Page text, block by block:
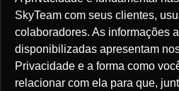
SkyTeam com seus clientes,
colaboradores. As informações
disponibilizadas apresentam
Privacidade e a forma como
relacionar com ela para que,
entre a Estação de Nagoya e
GOL: Cancelamento da
Aruba (AUA)